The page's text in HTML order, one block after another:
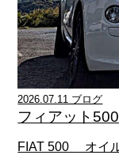
2026.07.11 ブログ
フィアット
FIAT 500 オイ